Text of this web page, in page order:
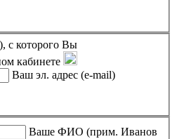
с которого Вы
кабинете
Ваш эл. адрес (e-mail)
Ваше ФИО (прим. Иванов